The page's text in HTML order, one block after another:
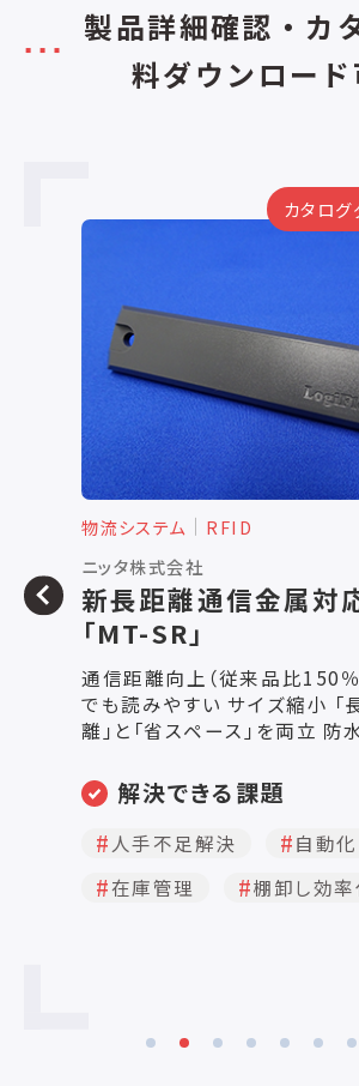
製品詳細確認・カ
料ダウンロー
カタログ
物流システム
RFID
ニッタ株式会社
リネン向けタグ「LTシ
耐薬品性 強アルカリ・強酸の
応 耐熱耐圧性 洗浄・乾燥時の
圧に耐性 自社特許技術 金属
応せず、検査に適応 水濡れ時
読取距離減衰が起こりにくい
せた2種のラインナップ 薄型の
イプと、柔らかなシリコーン被
人手不足解決
在庫管理
棚卸し効率